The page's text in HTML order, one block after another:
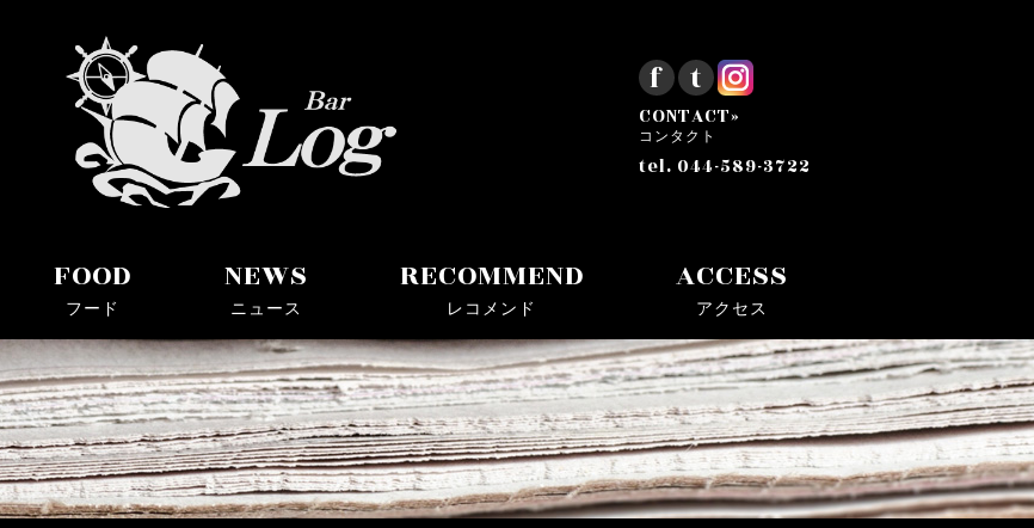
f t
CONTACT»
コンタクト
tel. 044-589-3722
FOOD
フード
NEWS
ニュース
RECOMMEND
レコメンド
ACCESS
アクセス